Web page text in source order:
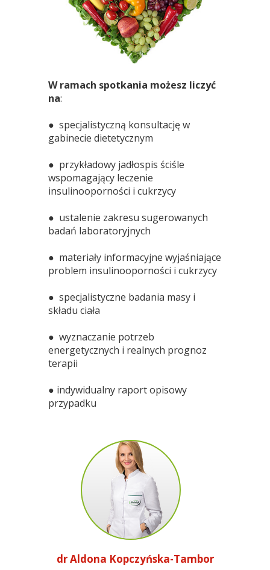
W ramach spotkania możesz liczyć
na:
● specjalistyczną konsultację w
gabinecie dietetycznym
● przykładowy jadłospis ściśle
wspomagający leczenie
insulinooporności i cukrzycy
● ustalenie zakresu sugerowanych
badań laboratoryjnych
● materiały informacyjne wyjaśniające
problem insulinooporności i cukrzycy
● specjalistyczne badania masy i
składu ciała
● wyznaczanie potrzeb
energetycznych i realnych prognoz
terapii
● indywidualny raport opisowy
przypadku
dr Aldona Kopczyńska-Tambor